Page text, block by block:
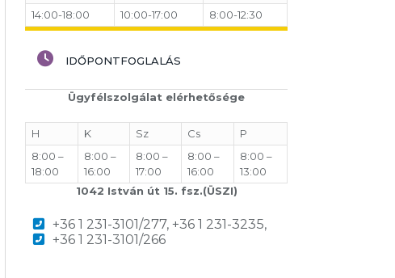
14:00-18:00
10:00-17:00 8:00-12:30
IDŐPONTFOGLALÁS
Ügyfélszolgálat elérhetősége
H K Sz Cs
P
8:00 –
18:00
8:00 –
16:00
8:00 –
17:00
8:00 –
16:00
8:00 –
13:00
1042 István út 15. fsz.(ÜSZI)
+36 1 231-3101/277, +36 1 231-3235,
+36 1 231-3101/266